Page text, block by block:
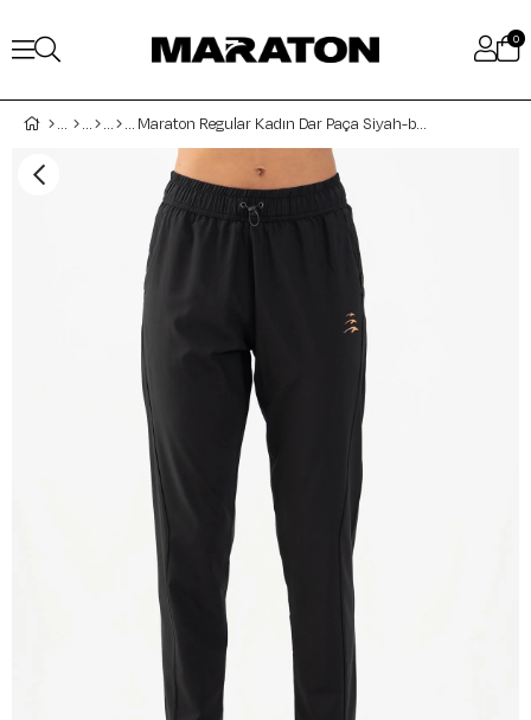
0
Maraton Regular Kadın Dar Paça Siyah-bakır Pantolon